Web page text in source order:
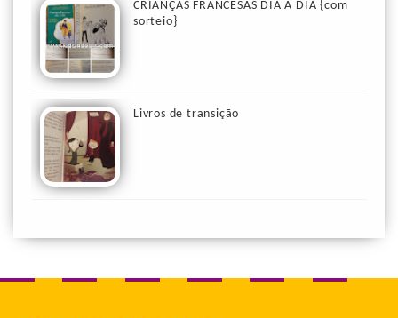
CRIANÇAS FRANCESAS DIA A DIA {com
sorteio}
Livros de transição